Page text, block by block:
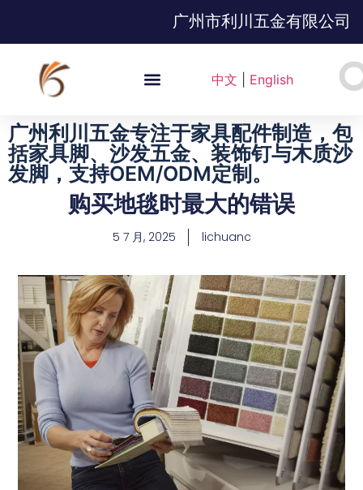
广州市利川五金有限公司
中文 English
广州利川五金专注于家具配件制造，包
括家具脚、沙发五金、装饰钉与木质沙
发脚，支持OEM/ODM定制。
购买地毯时最大的错误
5 7 月, 2025 lichuanc